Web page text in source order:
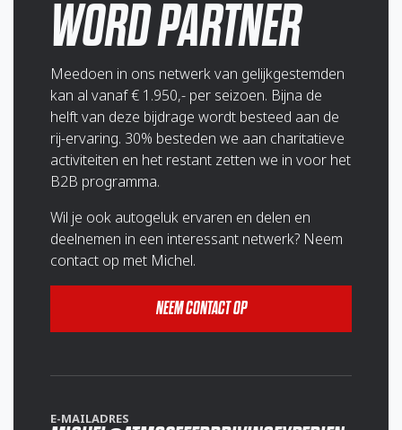
WORD PARTNER
Meedoen in ons netwerk van gelijkgestemden
kan al vanaf € 1.950,- per seizoen. Bijna de
helft van deze bijdrage wordt besteed aan de
rij-ervaring. 30% besteden we aan charitatieve
activiteiten en het restant zetten we in voor het
B2B programma.
Wil je ook autogeluk ervaren en delen en
deelnemen in een interessant netwerk? Neem
contact op met Michel.
NEEM CONTACT OP
E-MAILADRES